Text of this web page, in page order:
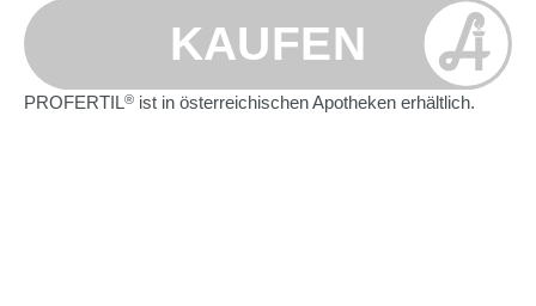
PROFERTIL® ist in österreichischen Apotheken erhältlich.